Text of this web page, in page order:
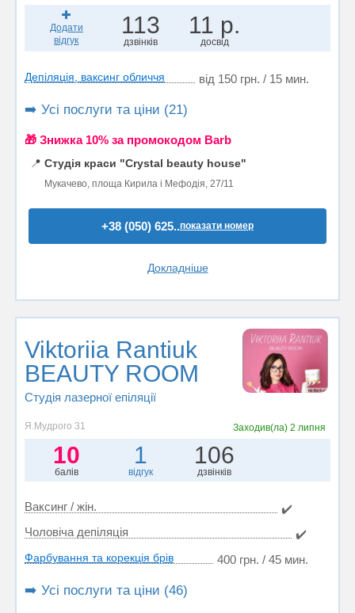
Додати
відгук
113
дзвінків
11 р.
досвід
Депіляція, ваксинг обличчя від 150 грн. / 15 мин.
➡️ Усі послуги та ціни (21)
🎁 Знижка 10% за промокодом Barb
📍 Студія краси "Crystal beauty house"
Мукачево, площа Кирила і Мефодія, 27/11
+38 (050) 625..показати номер
Докладніше
Viktoriia Rantiuk
BEAUTY ROOM
Студія лазерної епіляції
Я.Мудрого 31 Заходив(ла)2 липня
10
балів
1
відгук
106
дзвінків
Ваксинг / жін.
✔️
Чоловіча депіляція
✔️
Фарбування та корекція брів 400 грн. / 45 мин.
➡️ Усі послуги та ціни (46)